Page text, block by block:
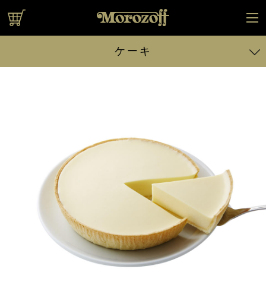
ケーキ
北の国の生まれたて クリームチーズケーキ
夕張メロンの チーズケーキ
ふわふわ小雪の チーズスフレ
スイーツフルセット
ケーキに戻る